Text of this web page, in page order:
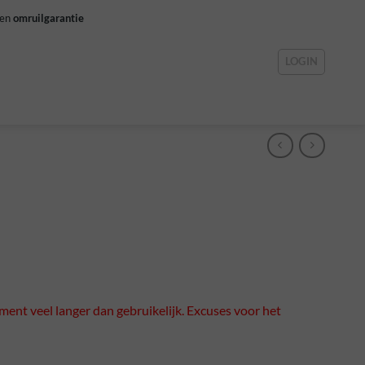
omruilgarantie
veel langer dan gebruikelijk. Excuses voor het